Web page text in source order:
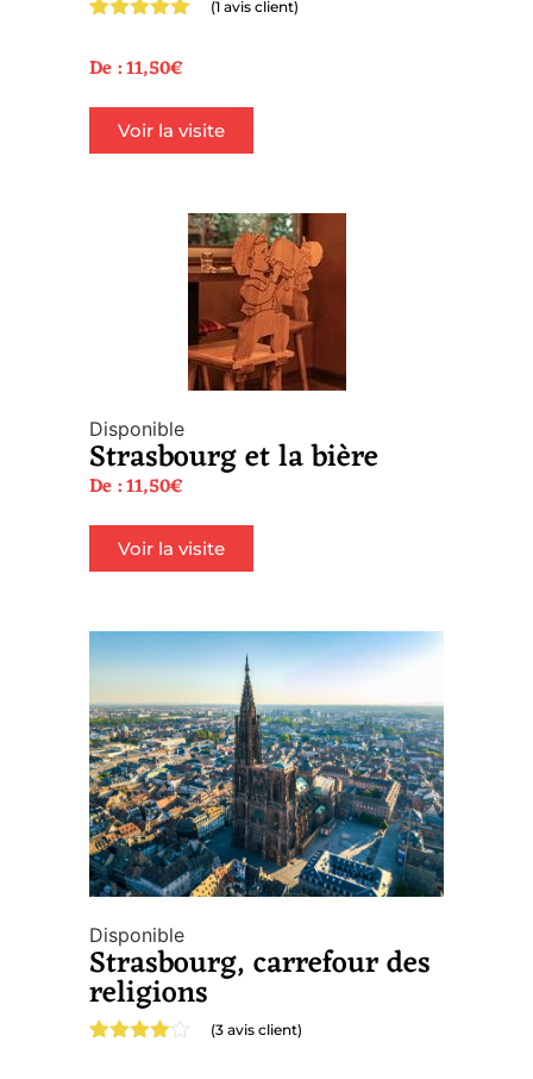
basé sur
client
(1 avis client)
De :11,50€
Voir la visite
Disponible
Strasbourg et la bière
De :11,50€
Voir la visite
Disponible
Strasbourg, carrefour des
religions
(3 avis client)